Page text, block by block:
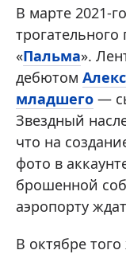
В марте 2021-
«Пальма».
дебютом
младшего —
Звездный
что на
фото в
брошенной
аэропорту
В октябре